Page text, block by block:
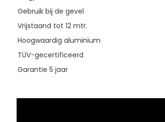
Gebruik bij de gevel
Vrijstaand tot 12 mtr.
Hoogwaardig aluminium
TÜV-gecertificeerd
Garantie 5 jaar